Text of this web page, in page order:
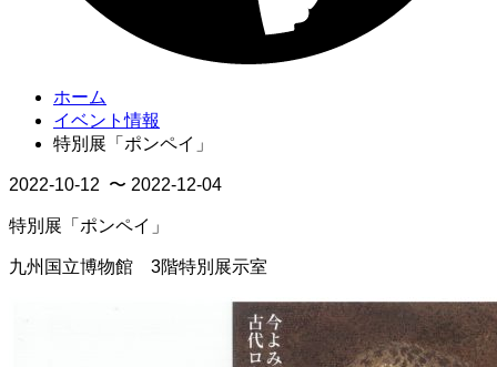
ホーム
イベント情報
特別展「ポンペイ」
2022-10-12 〜 2022-12-04
特別展「ポンペイ」
九州国立博物館 3階特別展示室